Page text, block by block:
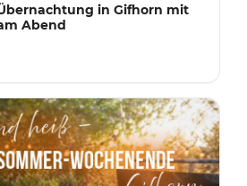
in Gifhorn mit
Abend